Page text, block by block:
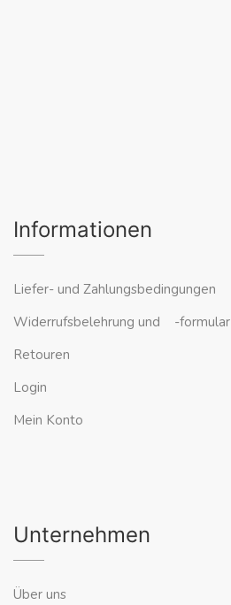
Informationen
Liefer- und Zahlungsbedingungen
Widerrufsbelehrung und -formular
Retouren
Login
Mein Konto
Unternehmen
Über uns